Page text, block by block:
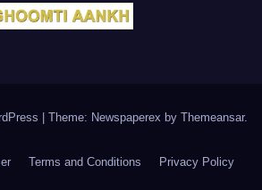
Theme: Newspaperex by Themeansar.
Terms and Conditions Privacy Policy